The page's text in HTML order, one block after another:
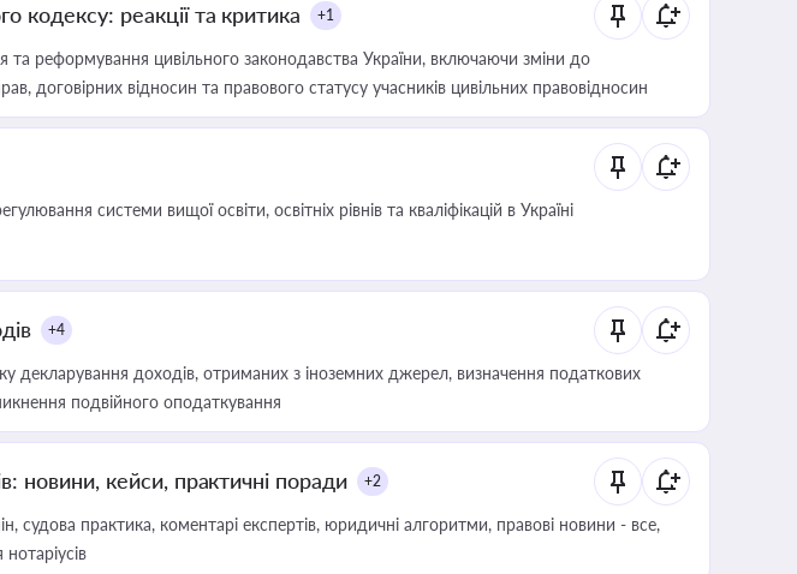
кодексу: реакції та критика +1
реформування цивільного законодавства України, включаючи зміни до
договірних відносин та правового статусу учасників цивільних правовідносин
системи вищої освіти, освітніх рівнів та кваліфікацій в Україні
+4
декларування доходів, отриманих з іноземних джерел, визначення податкових
подвійного оподаткування
новини, кейси, практичні поради +2
судова практика, коментарі експертів, юридичні алгоритми, правові новини - все,